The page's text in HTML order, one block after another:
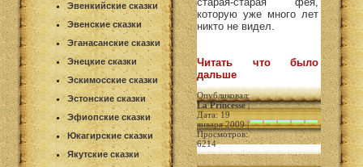
Эвенкийские сказки
Эвенские сказки
Эганасанские сказки
Энецкие сказки
Эскимосские сказки
Эстонские сказки
Эфиопские сказки
Юкагирские сказки
Якутские сказки
которую уже много лет
никто не видел.
Читать что было
дальше
Опубликовал:
La Princesse|
Дата: 19
января 2009 |
Просмотров:
6214